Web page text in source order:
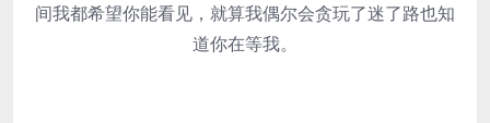
间我都希望你能看见，就算我偶尔会贪玩了迷了路也知
道你在等我。